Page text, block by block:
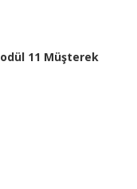
11 Müşterek